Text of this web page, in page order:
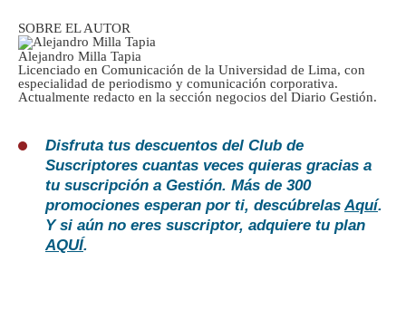
SOBRE EL AUTOR
Alejandro Milla Tapia
Licenciado en Comunicación de la Universidad de Lima, con
especialidad de periodismo y comunicación corporativa.
Actualmente redacto en la sección negocios del Diario Gestión.
Disfruta tus descuentos del Club de
Suscriptores cuantas veces quieras gracias a
tu suscripción a Gestión. Más de 300
promociones esperan por ti, descúbrelasAquí.
Y si aún no eres suscriptor, adquiere tu plan
AQUÍ.